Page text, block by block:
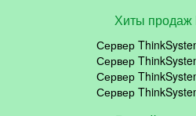
Хиты продаж
Сервер
Сервер
Сервер
Сервер